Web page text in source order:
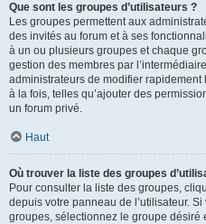
Que sont les groupes d’utilisateurs ?
Les groupes permettent aux
des invités au forum et à ses
à un ou plusieurs groupes et chaque
gestion des membres par
administrateurs de modifier
à la fois, telles qu’ajouter des
un forum privé.
Haut
Où trouver la liste des groupes
Pour consulter la liste des groupes,
depuis votre panneau de l’utilisateur.
groupes, sélectionnez le groupe désiré